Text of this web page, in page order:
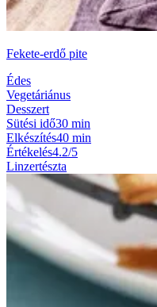
Fekete-erdő pite
Édes
Vegetáriánus
Desszert
Sütési idő30 min
Elkészítés40 min
Értékelés4.2/5
Linzertészta